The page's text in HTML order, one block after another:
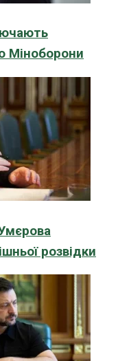
Міноборони
розвідки